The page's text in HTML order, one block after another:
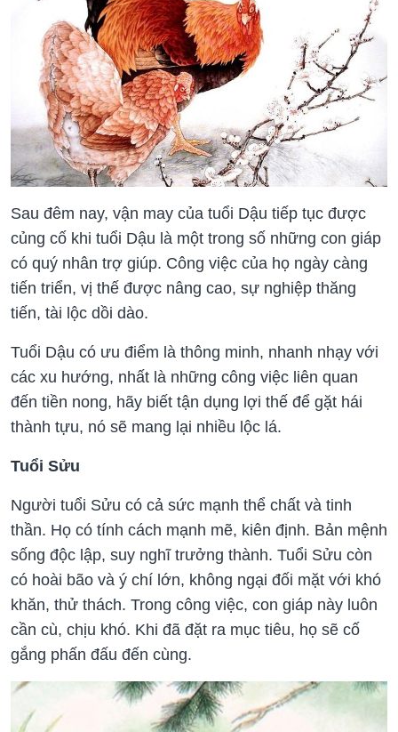
Sau đêm nay, vận may của tuổi Dậu tiếp tục được
củng cố khi tuổi Dậu là một trong số những con giáp
có quý nhân trợ giúp. Công việc của họ ngày càng
tiến triển, vị thế được nâng cao, sự nghiệp thăng
tiến, tài lộc dồi dào.
Tuổi Dậu có ưu điểm là thông minh, nhanh nhạy với
các xu hướng, nhất là những công việc liên quan
đến tiền nong, hãy biết tận dụng lợi thế để gặt hái
thành tựu, nó sẽ mang lại nhiều lộc lá.
Tuổi Sửu
Người tuổi Sửu có cả sức mạnh thể chất và tinh
thần. Họ có tính cách mạnh mẽ, kiên định. Bản mệnh
sống độc lập, suy nghĩ trưởng thành. Tuổi Sửu còn
có hoài bão và ý chí lớn, không ngại đối mặt với khó
khăn, thử thách. Trong công việc, con giáp này luôn
cần cù, chịu khó. Khi đã đặt ra mục tiêu, họ sẽ cố
gắng phấn đấu đến cùng.